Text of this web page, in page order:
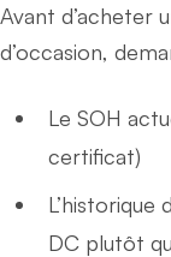
Avant d’acheter
d’occasion,
Le SOH
certificat)
L’historique
DC plutôt